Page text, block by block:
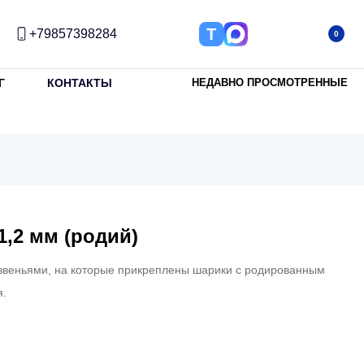
+79857398284 Т 0
КОНТАКТЫ НЕДАВНО ПРОСМОТРЕННЫЕ
мм (родий)
на которые прикреплены шарики с родированным